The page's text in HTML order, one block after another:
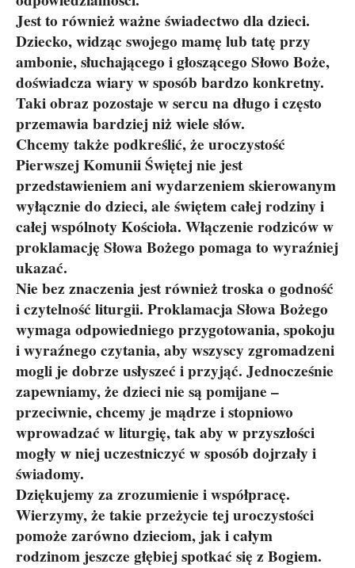
Jest to również ważne świadectwo dla dzieci.
Dziecko, widząc swojego mamę lub tatę przy
ambonie, słuchającego i głoszącego Słowo Boże,
doświadcza wiary w sposób bardzo konkretny.
Taki obraz pozostaje w sercu na długo i często
przemawia bardziej niż wiele słów.
Chcemy także podkreślić, że uroczystość
Pierwszej Komunii Świętej nie jest
przedstawieniem ani wydarzeniem skierowanym
wyłącznie do dzieci, ale świętem całej rodziny i
całej wspólnoty Kościoła. Włączenie rodziców w
proklamację Słowa Bożego pomaga to wyraźniej
ukazać.
Nie bez znaczenia jest również troska o godność
i czytelność liturgii. Proklamacja Słowa Bożego
wymaga odpowiedniego przygotowania, spokoju
i wyraźnego czytania, aby wszyscy zgromadzeni
mogli je dobrze usłyszeć i przyjąć. Jednocześnie
zapewniamy, że dzieci nie są pomijane –
przeciwnie, chcemy je mądrze i stopniowo
wprowadzać w liturgię, tak aby w przyszłości
mogły w niej uczestniczyć w sposób dojrzały i
świadomy.
Dziękujemy za zrozumienie i współpracę.
Wierzymy, że takie przeżycie tej uroczystości
pomoże zarówno dzieciom, jak i całym
rodzinom jeszcze głębiej spotkać się z Bogiem.